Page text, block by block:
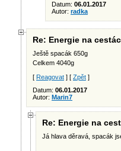
Datum: 06.01.2017
Autor: radka
Re: Energie na
Ještě spacák 650g
Celkem 4040g
[ Reagovat ] [ Zpět ]
Datum: 06.01.2017
Autor: Marin7
Re: Energie na
Já hlava děravá, spacák